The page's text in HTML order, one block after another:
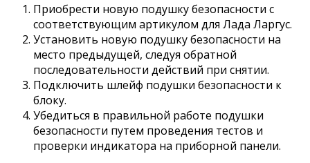
Приобрести новую подушку безопасности с
соответствующим артикулом для Лада Ларгус.
Установить новую подушку безопасности на
место предыдущей, следуя обратной
последовательности действий при снятии.
Подключить шлейф подушки безопасности к
блоку.
Убедиться в правильной работе подушки
безопасности путем проведения тестов и
проверки индикатора на приборной панели.